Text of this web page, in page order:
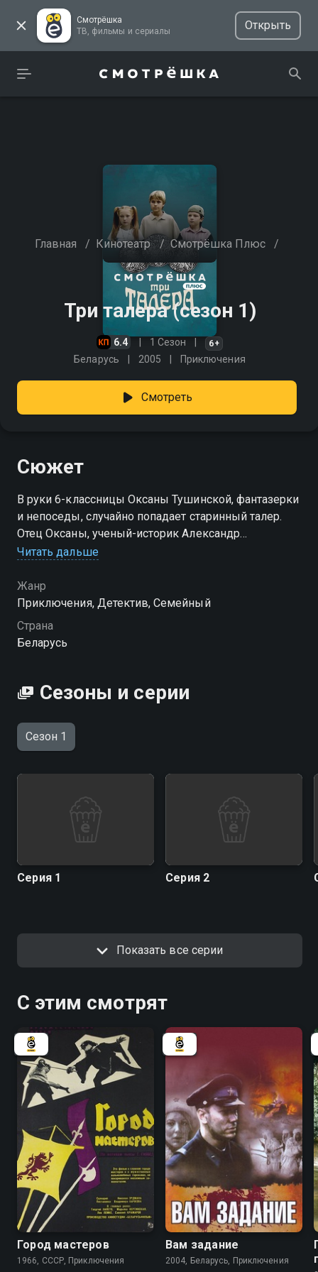
Смотрёшка
ТВ, фильмы и сериалы
Открыть
Главная / Кинотеатр / Смотрёшка Плюс /
Три талера (сезон 1)
6.4 1 Сезон 6+
Беларусь 2005 Приключения
Смотреть
Сюжет
В руки 6-классницы Оксаны Тушинской, фантазерки
и непоседы, случайно попадает старинный талер.
Отец Оксаны, ученый-историк Александр
Александрович, рассказывает ей и ее друзьям о
помогают открыть новые исторические факты. Но
найти монеты хотят не только ученые.
Посмотреть онлайн 1 сезон сериала Три талера вы
можете совершенно бесплатно в хорошем HD
Читать дальше
Жанр
Приключения, Детектив, Семейный
Страна
Беларусь
Сезоны и серии
Сезон 1
Серия 1 Серия 2
Показать все серии
С этим смотрят
7.8
Город мастеров
1966, СССР, Приключения
5.4
Вам задание
2004, Беларусь, Приключения